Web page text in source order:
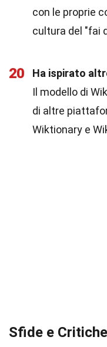
con le proprie
cultura del "fai
20
Ha ispirato
Il modello di
di altre
Wiktionary e
Sfide e Critiche